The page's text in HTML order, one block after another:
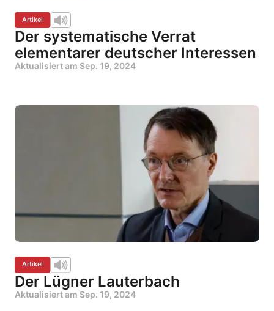
Artikel
Der systematische Verrat
elementarer deutscher Interessen
Aktualisiert am Sep. 19, 2024
Artikel
Der Lügner Lauterbach
Aktualisiert am Sep. 19, 2024